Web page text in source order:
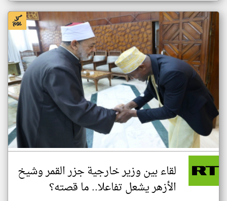
لقاء بين وزير خارجية جزر القمر وشيخ
الأزهر يشعل تفاعلا.. ما قصته؟